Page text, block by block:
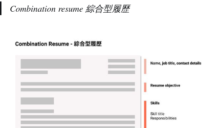
Combination resume 綜合型履歷